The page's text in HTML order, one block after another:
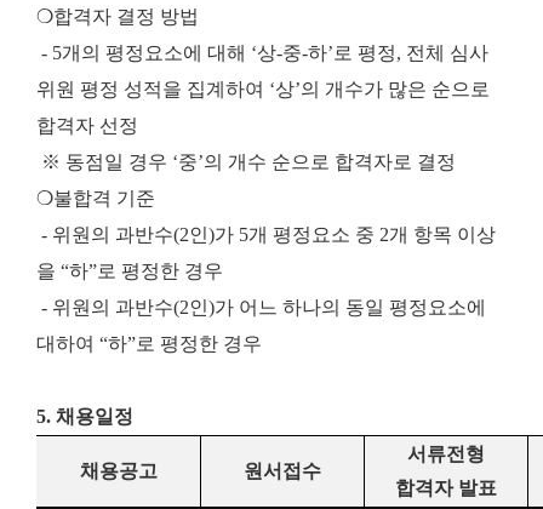
❍합격자 결정 방법
- 5개의 평정요소에 대해 ‘상-중-하’로 평정, 전체 심사
위원 평정 성적을 집계하여 ‘상’의 개수가 많은 순으로
합격자 선정
※ 동점일 경우 ‘중’의 개수 순으로 합격자로 결정
❍불합격 기준
- 위원의 과반수(2인)가 5개 평정요소 중 2개 항목 이상
을 “하”로 평정한 경우
- 위원의 과반수(2인)가 어느 하나의 동일 평정요소에
대하여 “하”로 평정한 경우
5. 채용일정
채용공고 원서접수
서류전형
합격자 발표